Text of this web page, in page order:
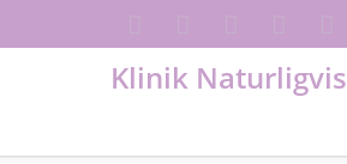
Klinik Naturligvis